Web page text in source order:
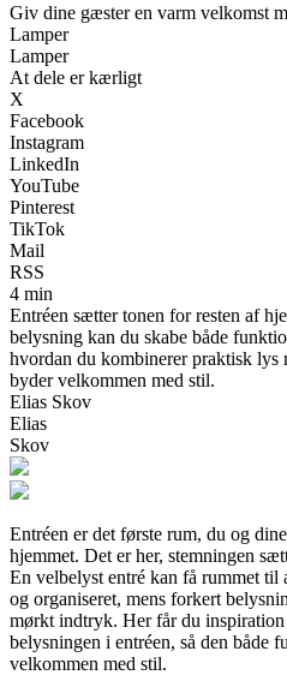
Giv dine gæster en varm velkomst
Lamper
Lamper
At dele er kærligt
X
Facebook
Instagram
LinkedIn
YouTube
Pinterest
TikTok
Mail
RSS
4 min
Entréen sætter tonen for resten af
belysning kan du skabe både
hvordan du kombinerer praktisk lys
byder velkommen med stil.
Elias Skov
Elias
Skov
Entréen er det første rum, du og
hjemmet. Det er her, stemningen
En velbelyst entré kan få rummet
og organiseret, mens forkert
mørkt indtryk. Her får du
belysningen i entréen, så den både
velkommen med stil.